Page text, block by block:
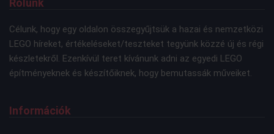
Rólunk
Célunk, hogy egy oldalon összegyűjtsük a hazai és nemzetközi
LEGO híreket, értékeléseket/teszteket tegyünk közzé új és régi
készletekről. Ezenkívül teret kívánunk adni az egyedi LEGO
építményeknek és készítőiknek, hogy bemutassák műveiket.
Információk